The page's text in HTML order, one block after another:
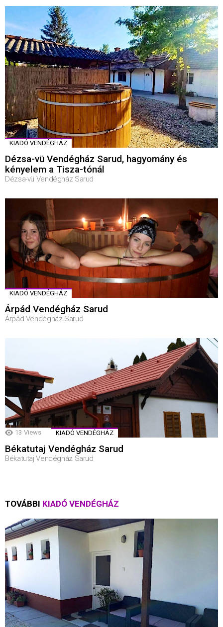
KIADÓ VENDÉGHÁZ
Dézsa-vü Vendégház Sarud, hagyomány és
kényelem a Tisza-tónál
Dézsa-vü Vendégház Sarud
KIADÓ VENDÉGHÁZ
Árpád Vendégház Sarud
Árpád Vendégház Sarud
13 Views KIADÓ VENDÉGHÁZ
Békatutaj Vendégház Sarud
Békatutaj Vendégház Sarud
TOVÁBBI KIADÓ VENDÉGHÁZ